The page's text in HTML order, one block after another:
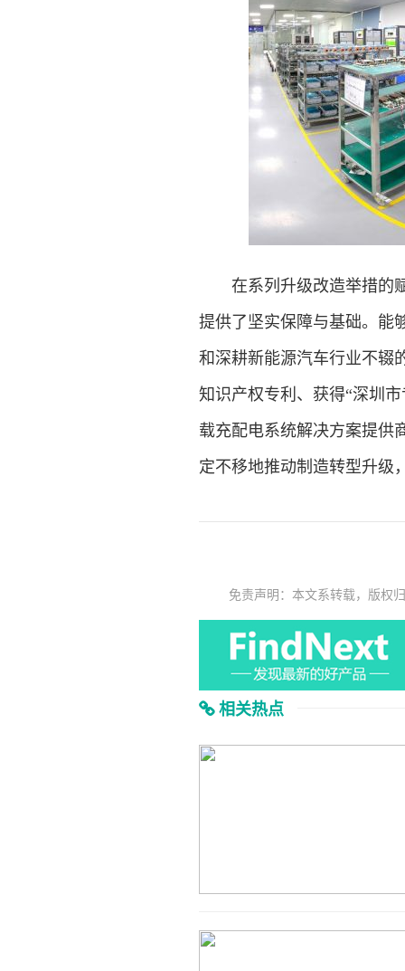
在系列升级改造举措的赋
提供了坚实保障与基础。能
和深耕新能源汽车行业不辍
知识产权专利、获得“深圳
载充配电系统解决方案提供
定不移地推动制造转型升级
免责声明：本文系转载，版权
相关热点